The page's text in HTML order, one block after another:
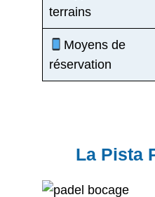
terrains
Moyens de
réservation
La Pista